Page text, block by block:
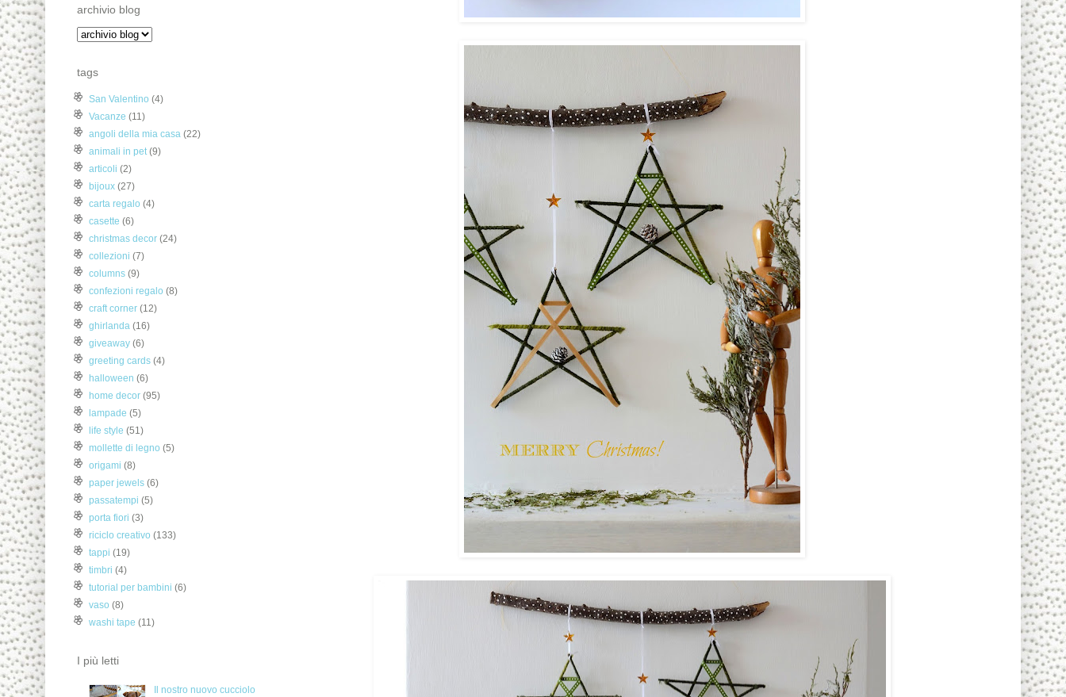
archivio blog
tags
San Valentino (4)
Vacanze (11)
angoli della mia casa (22)
animali in pet (9)
articoli (2)
bijoux (27)
carta regalo (4)
casette (6)
christmas decor (24)
collezioni (7)
columns (9)
confezioni regalo (8)
craft corner (12)
ghirlanda (16)
giveaway (6)
greeting cards (4)
halloween (6)
home decor (95)
lampade (5)
life style (51)
mollette di legno (5)
origami (8)
paper jewels (6)
passatempi (5)
porta fiori (3)
riciclo creativo (133)
tappi (19)
timbri (4)
tutorial per bambini (6)
vaso (8)
washi tape (11)
I più letti
Il nostro nuovo cucciolo